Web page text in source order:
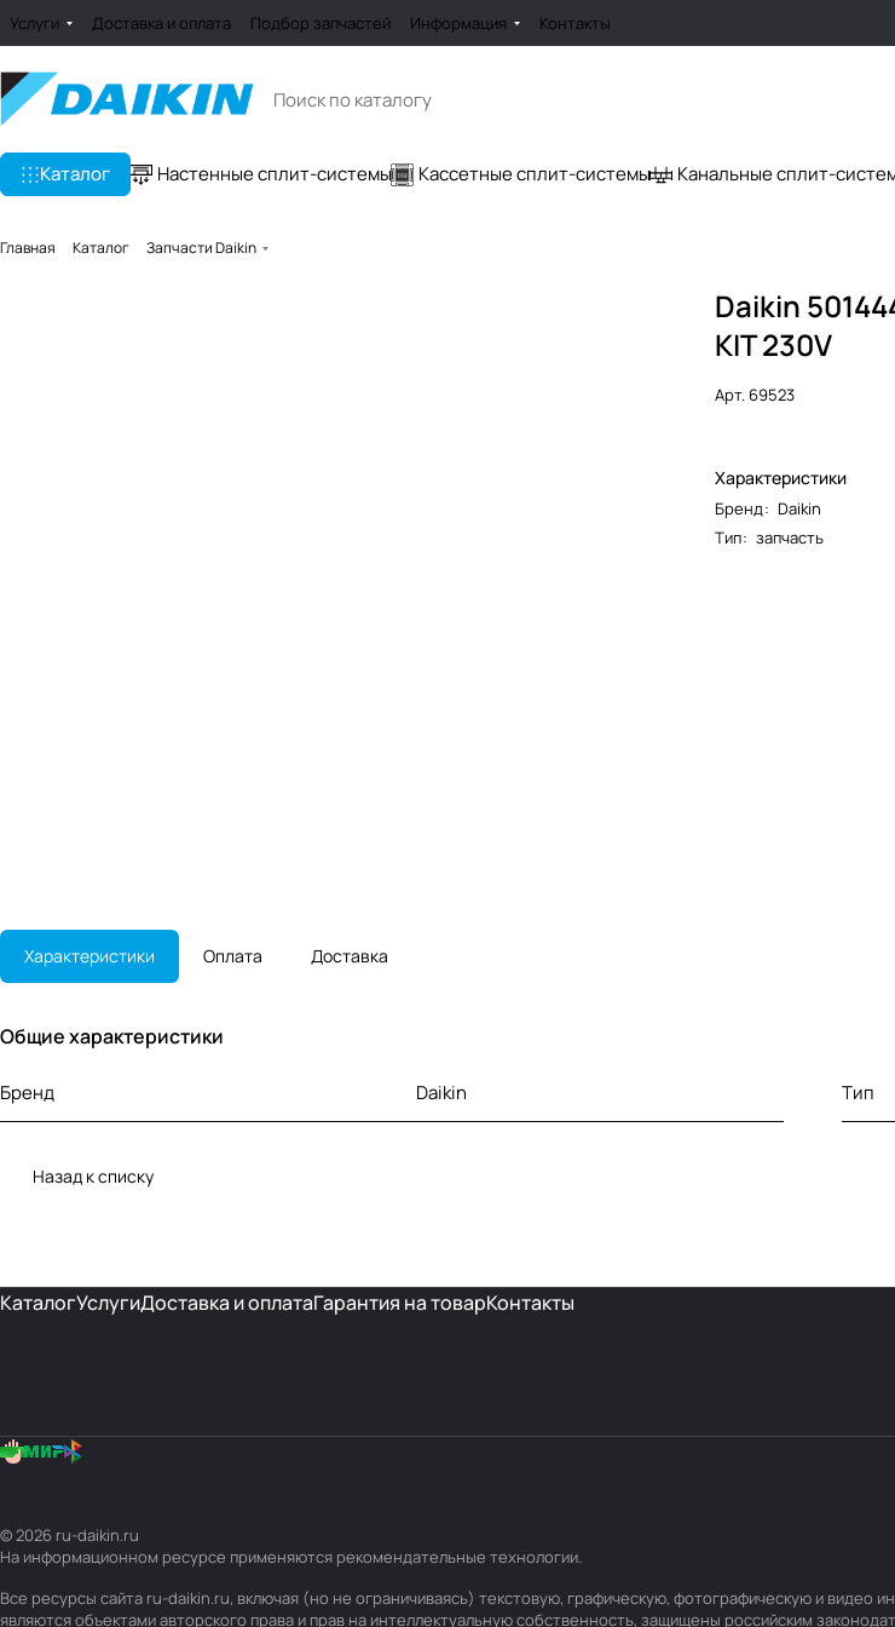
Услуги Доставка и оплата Подбор запчастей Информация Контакты
Каталог Настенные сплит-системы Кассетные сплит-системы Канальные сплит-
Главная Каталог Запчасти Daikin
Daikin
KIT 230V
Арт.69523
Характеристики
Бренд: Daikin
Тип: запчасть
Характеристики Оплата Доставка
Общие характеристики
Бренд Daikin Тип
Назад к списку
КаталогУслугиДоставка и оплатаГарантия на товарКонтакты
© 2026 ru-daikin.ru
На информационном ресурсе применяются рекомендательные технологии.
Все ресурсы сайта ru-daikin.ru, включая (но не ограничиваясь) текстовую, графическую, фотографическую и
являются объектами авторского права и прав на интеллектуальную собственность, защищены российским